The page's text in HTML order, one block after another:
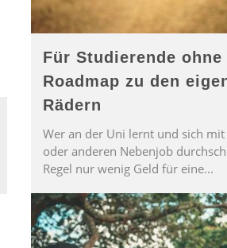
Für Studierende ohne
Roadmap zu den
Rädern
Wer an der Uni lernt und sich
oder anderen Nebenjob
Regel nur wenig Geld für eine...